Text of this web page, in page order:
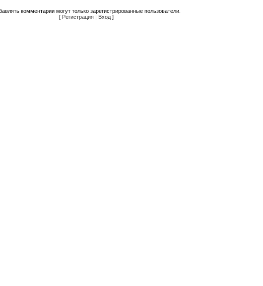
комментарии могут только зарегистрированные пользователи.
[ Регистрация | Вход ]